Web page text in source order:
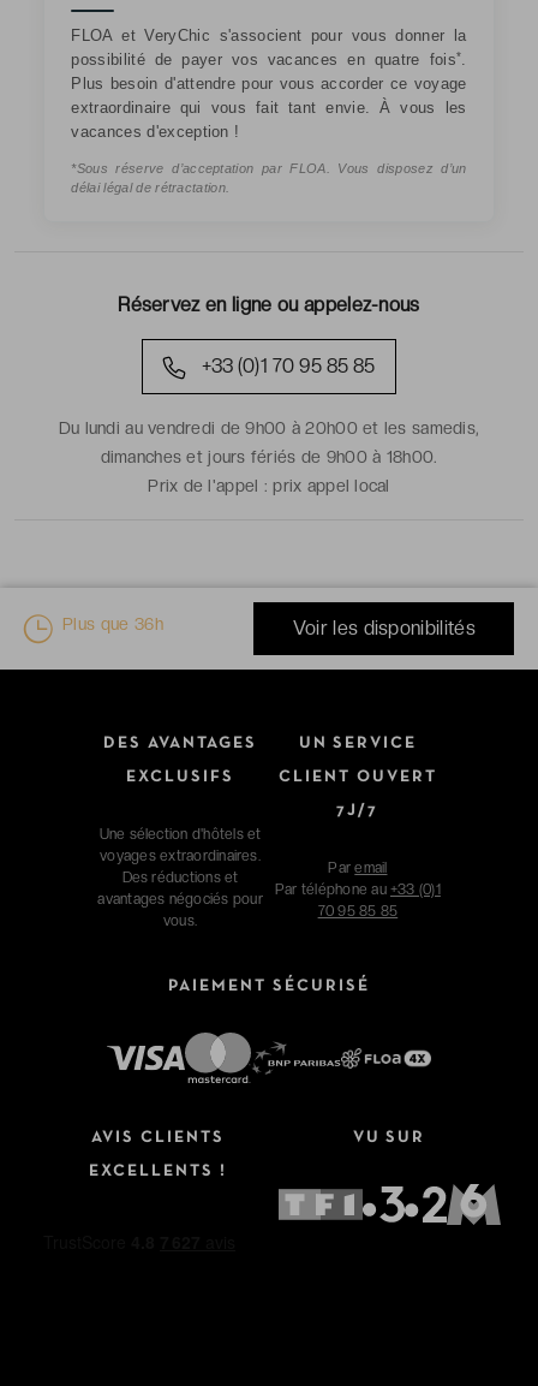
Réservez en ligne ou appelez-nous
+33 (0)1 70 95 85 85
Du lundi au vendredi de 9h00 à 20h00 et les samedis,
dimanches et jours fériés de 9h00 à 18h00.
Prix de l'appel :prix appel local
FLOA et VeryChic s'associent pour vous donner la
possibilité de payer vos vacances en quatre fois*.
Plus besoin d'attendre pour vous accorder ce voyage
extraordinaire qui vous fait tant envie. À vous les
vacances d'exception !
*Sous réserve d’acceptation par FLOA. Vous disposez d’un
délai légal de rétractation.
Plus que 36h Voir les disponibilités
DES AVANTAGES
EXCLUSIFS
Une sélection d'hôtels et
voyages extraordinaires.
Des réductions et
avantages négociés pour
vous.
UN SERVICE
CLIENT OUVERT
7J/7
Paremail
Par téléphone au +33 (0)1
70 95 85 85
PAIEMENT SÉCURISÉ
AVIS CLIENTS
EXCELLENTS !
VU SUR